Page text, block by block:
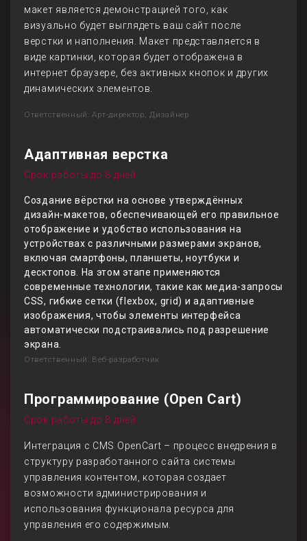
макет является демонстрацией того, как
визуально будет выглядеть ваш сайт после
верстки и наполнения. Макет представляется в
виде картинки, которая будет отображена в
интернет браузере, без активных кнопок и других
динамических элементов.
Ответственный: Арт-директор, Дизайнер
Адаптивная верстка
Срок работы до 8 дней
Создание вёрстки на основе утверждённых
дизайн-макетов, обеспечивающей его правильное
отображение и удобство использования на
устройствах с различными размерами экранов,
включая смартфоны, планшеты, ноутбуки и
десктопов. На этом этапе применяются
современные технологии, такие как медиа-запросы
CSS, гибкие сетки (flexbox, grid) и адаптивные
изображения, чтобы элементы интерфейса
автоматически подстраивались под разрешение
экрана.
Ответственный: Веб-разработчик
Программирование (Open Cart)
Срок работы до 8 дней
Интеграция с CMS OpenCart – процесс внедрения в
структуру разработанного сайта системы
управления контентом, которая создает
возможности администрирования и
использования функционала ресурса для
управления его содержимым.